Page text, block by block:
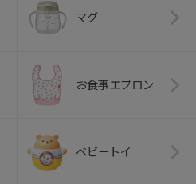
マグ
お食事エプロン
ベビートイ